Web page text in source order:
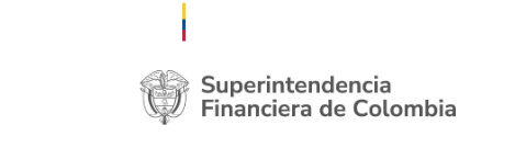
Saltar al contenido principal